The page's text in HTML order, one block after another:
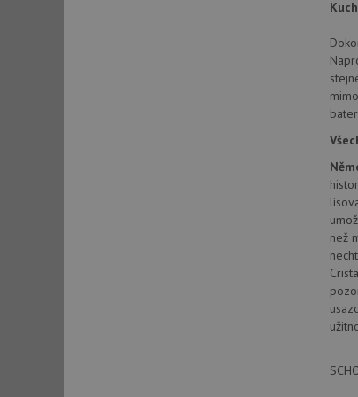
než
_gcl_au
__Secure-